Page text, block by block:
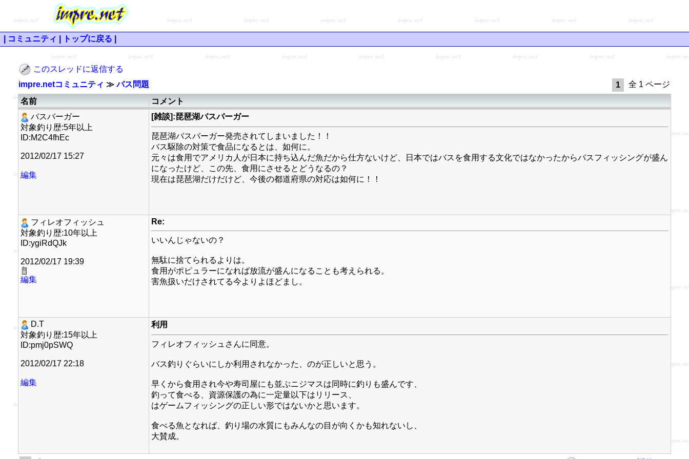
コミュニティ トップに戻る
このスレッドに返信する
impre.netコミュニティ ≫バス問題 1
全 1 ページ
名前
コメント
バスバーガー
対象釣り歴:5年以上
ID:M2C4fhEc
2012/02/17 15:27
編集
[雑談]:琵琶湖バスバーガー
琵琶湖バスバーガー発売されてしまいました！！
バス駆除の対策で食品になるとは、如何に。
元々は食用でアメリカ人が日本に持ち込んだ魚だから仕方ないけど、日本ではバスを食用する文化ではなかったからバスフィッシングが盛ん
になったけど、この先、食用にさせるとどうなるの？
現在は琵琶湖だけだけど、今後の都道府県の対応は如何に！！
フィレオフィッシュ
対象釣り歴:10年以上
ID:ygiRdQJk
2012/02/17 19:39
編集
Re:
いいんじゃないの？
無駄に捨てられるよりは。
食用がポピュラーになれば放流が盛んになることも考えられる。
害魚扱いだけされてる今よりよほどまし。
D.T
対象釣り歴:15年以上
ID:pmj0pSWQ
2012/02/17 22:18
編集
利用
フィレオフィッシュさんに同意。
バス釣りぐらいにしか利用されなかった、のが正しいと思う。
早くから食用され今や寿司屋にも並ぶニジマスは同時に釣りも盛んです、
釣って食べる、資源保護の為に一定量以下はリリース、
はゲームフィッシングの正しい形ではないかと思います。
食べる魚となれば、釣り場の水質にもみんなの目が向くかも知れないし、
大賛成。